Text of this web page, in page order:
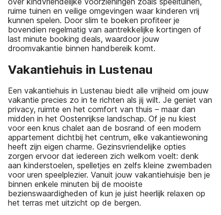
ruime tuinen en veilige omgevingen waar kinderen vrij
kunnen spelen. Door slim te boeken profiteer je
bovendien regelmatig van aantrekkelijke kortingen of
last minute booking deals, waardoor jouw
droomvakantie binnen handbereik komt.
Vakantiehuis in Lustenau
Een vakantiehuis in Lustenau biedt alle vrijheid om jouw
vakantie precies zo in te richten als jij wilt. Je geniet van
privacy, ruimte en het comfort van thuis – maar dan
midden in het Oostenrijkse landschap. Of je nu kiest
voor een knus chalet aan de bosrand of een modern
appartement dichtbij het centrum, elke vakantiewoning
heeft zijn eigen charme. Gezinsvriendelijke opties
zorgen ervoor dat iedereen zich welkom voelt: denk
aan kinderstoelen, spelletjes en zelfs kleine zwembaden
voor uren speelplezier. Vanuit jouw vakantiehuisje ben je
binnen enkele minuten bij de mooiste
bezienswaardigheden of kun je juist heerlijk relaxen op
het terras met uitzicht op de bergen.